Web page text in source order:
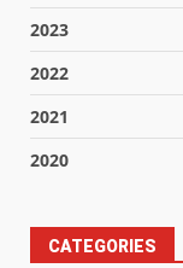
2023
2022
2021
2020
CATEGORIES